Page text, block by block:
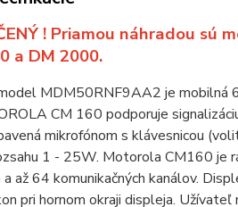
! Priamou náhradou
a DM 2000.
MDM50RNF9AA2 je mobilná
CM 160 podporuje
mikrofónom s klávesnicou
1 - 25W. Motorola CM160 je
až 64 komunikačných kanálov.
pri hornom okraji displeja.